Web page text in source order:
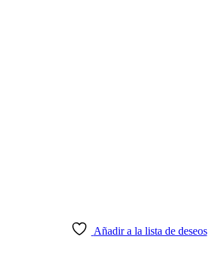
Añadir a la lista de deseos